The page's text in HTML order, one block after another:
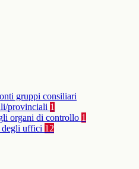
gruppi consiliari
provinciali 1
organi di controllo 1
uffici 12